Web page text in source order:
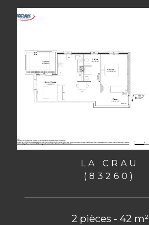
LA CRAU
(83260)
2 pièces - 42 m²